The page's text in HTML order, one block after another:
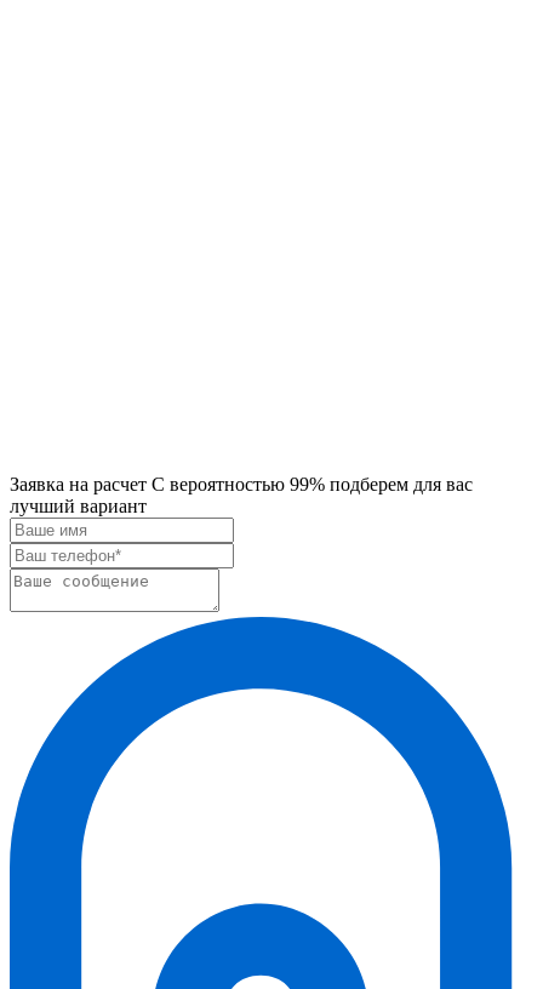
Заявка на расчет С вероятностью 99% подберем для вас
лучший вариант